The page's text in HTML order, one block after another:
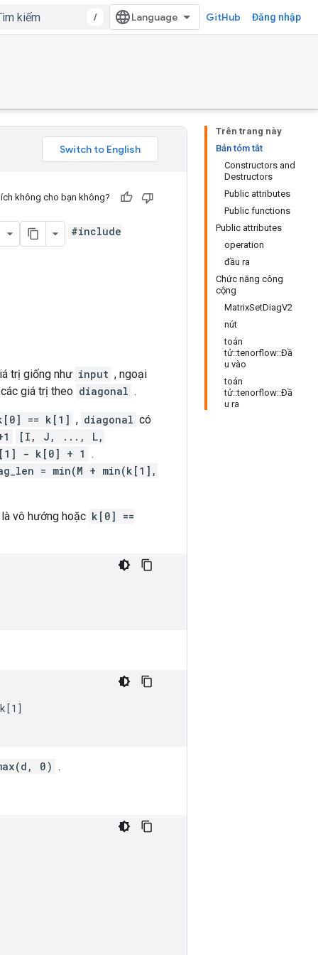
/ GitHub Đăng nhập
Trên trang này
Bản tóm tắt
Constructors and
Destructors
Public attributes
Public functions
Public attributes
operation
đầu ra
Chức năng công
cộng
MatrixSetDiagV2
nút
toán
tử::tenorflow::Đầ
u vào
toán
tử::tenorflow::Đầ
u ra
không cho bạn không?
#include
trị giống như input , ngoại
giá trị theo diagonal .
== k[1] , diagonal có
[I, J, ..., L,
- k[0] + 1 .
= min(M + min(k[1],
vô hướng hoặc k[0] ==
0) .